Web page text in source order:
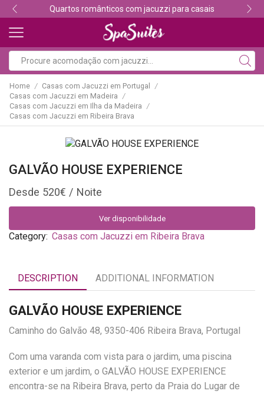
Quartos românticos com jacuzzi para casais
Home / Casas com Jacuzzi em Portugal /
Casas com Jacuzzi em Madeira /
Casas com Jacuzzi em Ilha da Madeira /
Casas com Jacuzzi em Ribeira Brava
GALVÃO HOUSE EXPERIENCE
520€
Ver disponibilidade
Category: Casas com Jacuzzi em Ribeira Brava
DESCRIPTION ADDITIONAL INFORMATION
GALVÃO HOUSE EXPERIENCE
Caminho do Galvão 48, 9350-406 Ribeira Brava, Portugal
Com uma varanda com vista para o jardim, uma piscina
exterior e um jardim, o GALVÃO HOUSE EXPERIENCE
encontra-se na Ribeira Brava, perto da Praia do Lugar de